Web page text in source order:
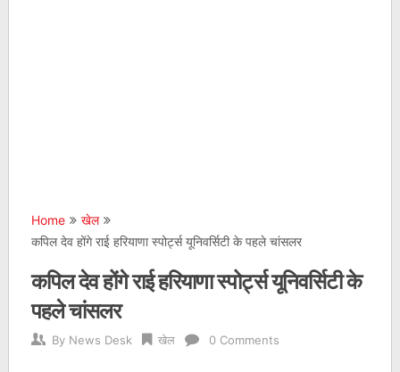
Home
खेल
कपिल देव होंगे राई हरियाणा स्पोर्ट्स यूनिवर्सिटी के पहले चांसलर
कपिल देव होंगे राई हरियाणा स्पोर्ट्स यूनिवर्सिटी के
पहले चांसलर
By News Desk खेल 0 Comments